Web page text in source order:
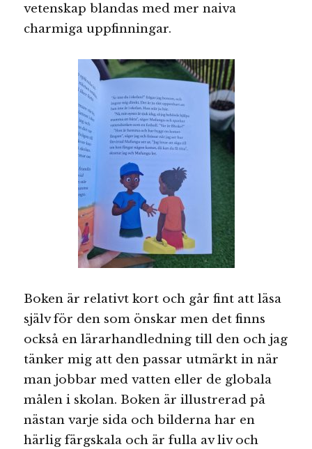
vetenskap blandas med mer naiva
charmiga uppfinningar.
Boken är relativt kort och går fint att läsa
själv för den som önskar men det finns
också en lärarhandledning till den och jag
tänker mig att den passar utmärkt in när
man jobbar med vatten eller de globala
målen i skolan. Boken är illustrerad på
nästan varje sida och bilderna har en
härlig färgskala och är fulla av liv och